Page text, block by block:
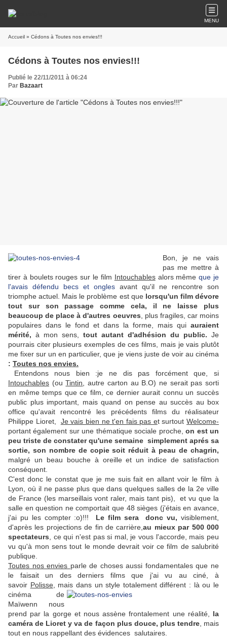
MENU
Accueil » Cédons à Toutes nos envies!!!
Cédons à Toutes nos envies!!!
Publié le 22/11/2011 à 06:24
Par Bazaart
Bon, je ne vais
pas me mettre à
tirer à boulets rouges sur le film Intouchablesalors même que je
l'avais défendu becs et ongles avant qu'il ne rencontre son
triomphe actuel. Mais le problème est que lorsqu'un film dévore
tout sur son passage comme cela, il ne laisse plus
beaucoup de place à d'autres oeuvres , plus fragiles, car moins
populaires dans le fond et dans la forme, mais qui auraient
mérité, à mon sens, tout autant d'adhésion du public. Je
pourrais citer plusieurs exemples de ces films, mais je vais plutôt
me fixer sur un en particulier, que je viens juste de voir au cinéma
: Toutes nos envies.
Entendons nous bien :je ne dis pas forcément que, si
Intouchables (ouTintin , autre carton au B.O) ne serait pas sorti
en même temps que ce film, ce dernier aurait connu un succès
public plus important, mais quand on pense au succès au box
office qu'avait rencontré les précédents films du réalisateur
Philippe Lioret, Je vais bien ne t'en fais pas et surtoutWelcome-
portant également sur une thématique sociale proche,on est un
peu triste de constater qu'une semaine simplement aprés sa
sortie, son nombre de copie soit réduit à peau de chagrin,
malgré un beau bouche à oreille et un indice de satisfaction
conséquent.
C'est donc le constat que je me suis fait en allant voir le film à
Lyon, où il ne passe plus que dans quelques salles de la 2e ville
de France (les marseillais vont raler, mais tant pis), et vu que la
salle en question ne comportait que 48 sièges (j'étais en avance,
j'ai pu les compter :o)!!! Le film sera donc vu, visiblement,
d'après les projections de fin de carrière,au mieux par 500 000
spectateurs , ce qui n'est pas si mal, je vous l'accorde, mais peu
vu qu'à mon sens tout le monde devrait voir ce film de salubrité
publique.
Toutes nos envies parle de choses aussi fondamentales que ne
le faisait un des derniers films que j'ai vu au ciné, à
savoir Polisse, mais dans un style totalementdifférent : là ou le
cinéma de
Maïwenn nous
prend par la gorge et nous assène frontalement une réalité, la
caméra de Lioret y va de façon plus douce, plus tendre, mais
tout en nous rappellant des évidences salutaires.